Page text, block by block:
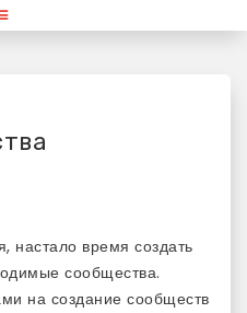
— блог для
настало время создать
сообщества.
на создание сообществ